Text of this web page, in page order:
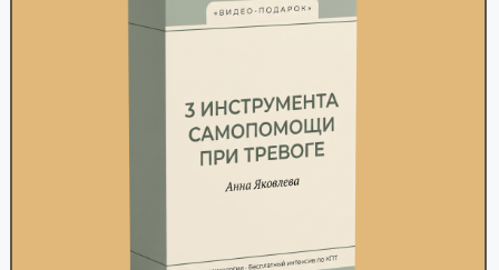
возвращают клиента в спокойствие прямо на
сессии. Работают там, где разговорные
техники бесполезны — в острой тревоге и
Применяете на себе перед сложной сессией и